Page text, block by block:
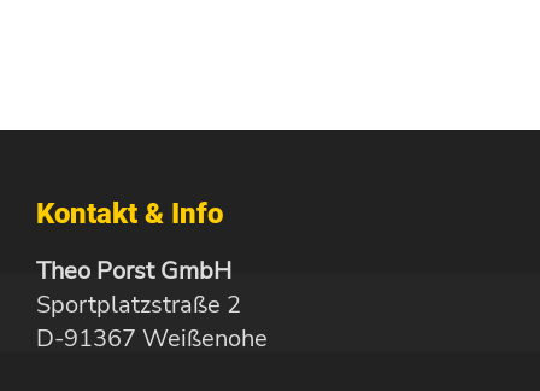
Kontakt & Info
Theo Porst GmbH
Sportplatzstraße 2
D-91367 Weißenohe